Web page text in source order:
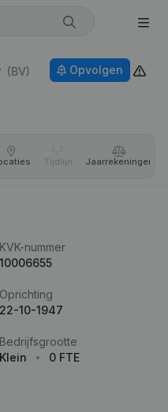
(BV)
Opvolgen
Tijdlijn Jaar­rekeningen
KVK-nummer
10006655
Oprichting
22-10-1947
Bedrijfsgrootte
Klein
0 FTE